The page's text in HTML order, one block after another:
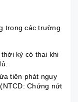
trong các trường
kỳ có thai khi
tiên phát nguy
Chứng nứt